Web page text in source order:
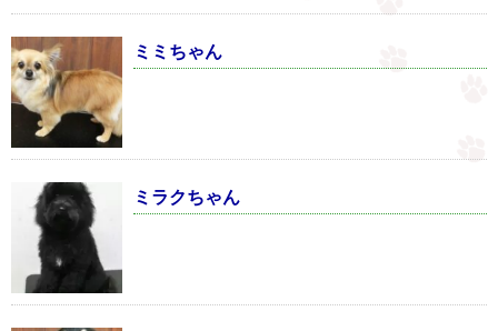
ミミちゃん
ミラクちゃん